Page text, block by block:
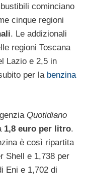
cominciano
cinque regioni
. Le addizionali
regioni Toscana
Lazio e 2,5 in
per la benzina
Quotidiano
1,8 euro per litro.
è così ripartita
Shell e 1,738 per
Eni e 1,702 di